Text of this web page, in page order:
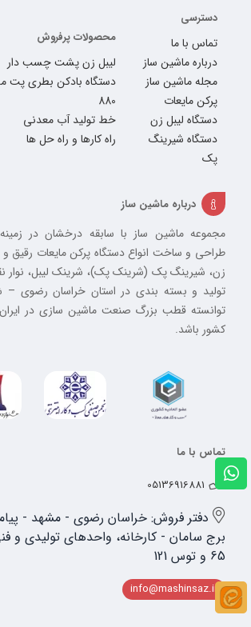
دسترسی
تماس با ما
درباره ماشین ساز
مجله ماشین ساز
پرکن مایعات
دستگاه لیبل زن
دستگاه شیرینگ
پک
محصولات پرفروش
لیبل زن پشت چسب دار
880
خط تولید آب معدنی
راه کارها و راه حل ها
درباره ماشین ساز
مجموعه ماشین ساز با سابقه درخشان در
طراحی و ساخت انواع دستگاه پرکن مایعات رقیق و
زن، شیرینگ پک (شرینک پک)، شرینک لیبل، نوار
تولید و بسته بندی در استان خراسان رضوی
توانسته قطب بزرگ صنعت ماشین سازی در
کشور باشد.
تماس با ما
05136916881
برج سامان - کارخانه، واحدهای تولیدی و
65 و توس 121
info@mashinsaz.ir